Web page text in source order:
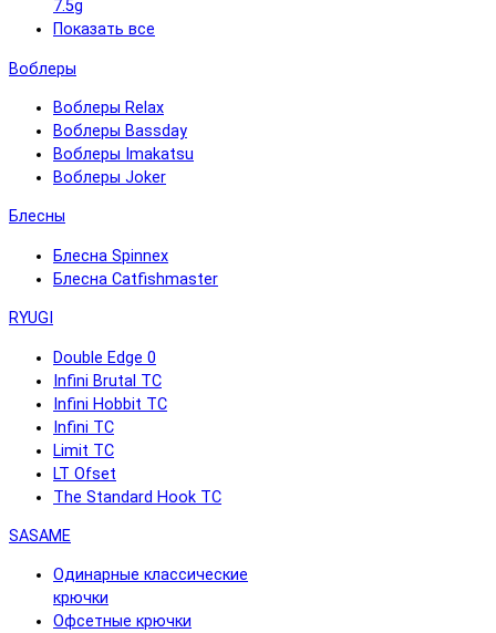
7.5g
Показать все
Воблеры
Воблеры Relax
Воблеры Bassday
Воблеры Imakatsu
Воблеры Joker
Блесны
Блесна Spinnex
Блесна Catfishmaster
RYUGI
Double Edge 0
Infini Brutal TC
Infini Hobbit TC
Infini TC
Limit TC
LT Ofset
The Standard Hook TC
SASAME
Одинарные классические
крючки
Офсетные крючки